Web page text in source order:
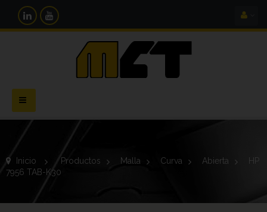
Navegación
Toggle
Inicio > Productos > Malla > Curva > Abierta >
HP
7956 TAB-K30